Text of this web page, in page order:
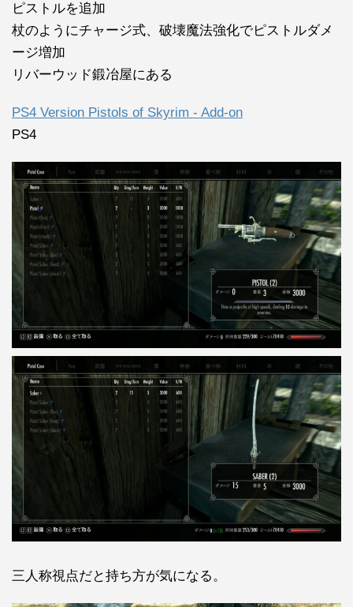
ピストルを追加
杖のようにチャージ式、破壊魔法強化でピストルダメ
ージ増加
リバーウッド鍛冶屋にある
PS4 Version Pistols of Skyrim - Add-on
PS4
三人称視点だと持ち方が気になる。